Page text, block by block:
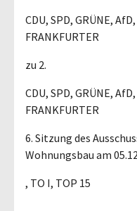
CDU, SPD, GRÜNE,
FRANKFURTER
zu 2.
CDU, SPD, GRÜNE,
FRANKFURTER
6. Sitzung des
Wohnungsbau am
, TO I, TOP 15